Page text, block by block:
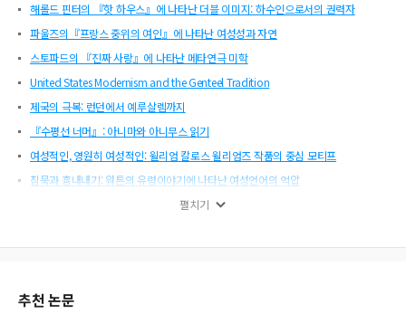
해롤드 핀터의 『핫 하우스』에 나타난 더블 이미지: 하수인으로서의 권력자
파울즈의『프랑스 중위의 여인』에 나타난 여성성과 자연
스토파드의 『진짜 사랑』에 나타난 메타연극 미학
United States Modernism and the Genteel Tradition
제국의 극복: 런던에서 예루살렘까지
『수평선 너머』: 아니마와 아니무스 읽기
여성적인, 영원히 여성적인: 윌리엄 칼로스 윌리엄즈 작품의 중심 모티프
침묵과 흉내내기: 워튼의 유령이야기에 나타난 여성언어의 억압
늑대인간과 조우 크리스머스: 원장면을 중심으로
on the Visibility of the Dative Experiencer
펼치기
추천 논문